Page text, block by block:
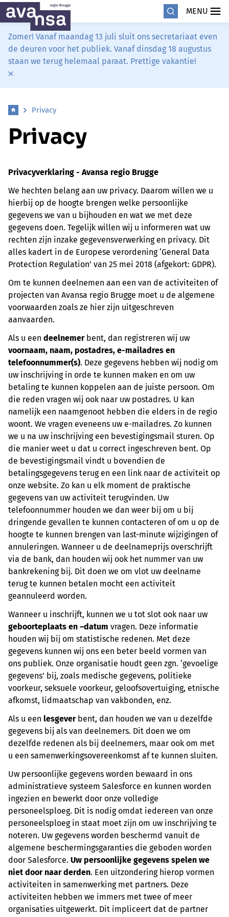
MENU
Zomer! Vanaf maandag 13 juli sluit ons secretariaat even
de deuren voor het publiek. Vanaf dinsdag 18 augustus
staan we terug helemaal paraat. Prettige vakantie!
Privacy
Privacy
Privacyverklaring - Avansa regio Brugge
We hechten belang aan uw privacy. Daarom willen we u
hierbij op de hoogte brengen welke persoonlijke
gegevens we van u bijhouden en wat we met deze
gegevens doen. Tegelijk willen wij u informeren wat uw
rechten zijn inzake gegevensverwerking en privacy. Dit
alles kadert in de Europese verordening ‘General Data
Protection Regulation’ van 25 mei 2018 (afgekort: GDPR).
Om te kunnen deelnemen aan een van de activiteiten of
projecten van Avansa regio Brugge moet u de algemene
voorwaarden zoals ze hier zijn uitgeschreven
aanvaarden.
Als u een deelnemerbent, dan registreren wij uw
voornaam, naam, postadres, e-mailadres en
telefoonnummer(s). Deze gegevens hebben wij nodig om
uw inschrijving in orde te kunnen maken en om uw
betaling te kunnen koppelen aan de juiste persoon. Om
die reden vragen wij ook naar uw postadres. U kan
namelijk een naamgenoot hebben die elders in de regio
woont. We vragen eveneens uw e-mailadres. Zo kunnen
we u na uw inschrijving een bevestigingsmail sturen. Op
die manier weet u dat u correct ingeschreven bent. Op
de bevestigingsmail vindt u bovendien de
betalingsgegevens terug en een link naar de activiteit op
onze website. Zo kan u elk moment de praktische
gegevens van uw activiteit terugvinden. Uw
telefoonnummer houden we dan weer bij om u bij
dringende gevallen te kunnen contacteren of om u op de
hoogte te kunnen brengen van last-minute wijzigingen of
annuleringen. Wanneer u de deelnameprijs overschrijft
via de bank, dan houden wij ook het nummer van uw
bankrekening bij. Dit doen we om vlot uw deelname
terug te kunnen betalen mocht een activiteit
geannuleerd worden.
Wanneer u inschrijft, kunnen we u tot slot ook naar uw
geboorteplaats en –datum vragen. Deze informatie
houden wij bij om statistische redenen. Met deze
gegevens kunnen wij ons een beter beeld vormen van
ons publiek. Onze organisatie houdt geen zgn. ‘gevoelige
gegevens’ bij, zoals medische gegevens, politieke
voorkeur, seksuele voorkeur, geloofsovertuiging, etnische
afkomst, lidmaatschap van vakbonden, enz.
Als u een lesgeverbent, dan houden we van u dezelfde
gegevens bij als van deelnemers. Dit doen we om
dezelfde redenen als bij deelnemers, maar ook om met
u een samenwerkingsovereenkomst af te kunnen sluiten.
Uw persoonlijke gegevens worden bewaard in ons
administratieve systeem Salesforce en kunnen worden
ingezien en bewerkt door onze volledige
personeelsploeg. Dit is nodig omdat iedereen van onze
personeelsploeg in staat moet zijn om uw inschrijving te
noteren. Uw gegevens worden beschermd vanuit de
algemene beschermingsgaranties die geboden worden
door Salesforce. Uw persoonlijke gegevens spelen we
niet door naar derden. Een uitzondering hierop vormen
activiteiten in samenwerking met partners. Deze
activiteiten hebben we immers met twee of meer
organisaties uitgewerkt. Dit impliceert dat de partner